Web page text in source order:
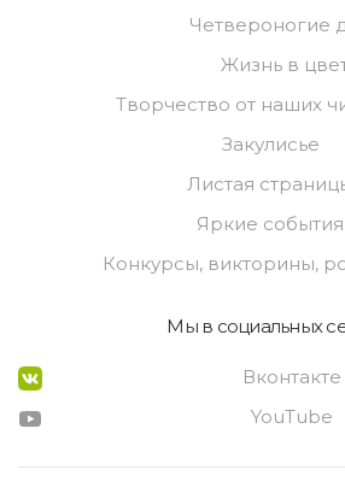
Четвероногие
Жизнь в
Творчество от наших
Закулисье
Листая
Яркие события
Конкурсы, викторины,
Мы в социальных
Вконтакте
YouTube